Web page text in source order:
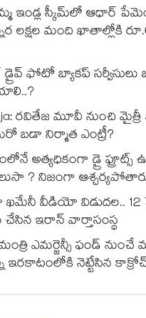
ఇండ్ల స్కీమ్‌‌‌‌‌‌‌‌లో ఆధార్
లక్షల మంది ఖాతాల్లోకి
డ్రైవ్ ఫోటో బ్యాకప్ సర్వీసులు
రవితేజ మూవీ నుంచి
బడా నిర్మాత ఎంట్రీ?
అత్యధికంగా డ్రై ఫ్రూట్స్
? నిజంగా
వీడియో విడుదల.. 12
చేసిన ఇరాన్ వార్తాసంస్థ
ఎమర్జెన్సీ ఫండ్ నుంచే
ఇరకాటంలోకి నెట్టేసిన